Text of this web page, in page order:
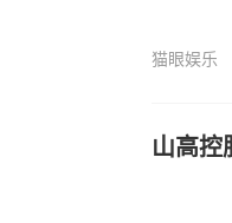
猫眼娱乐
山高控